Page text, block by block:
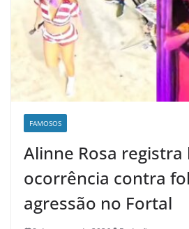
FAMOSOS
Alinne Rosa
ocorrência contra
agressão no Fortal